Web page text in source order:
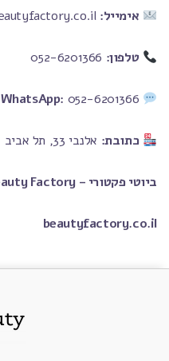
אימייל: contact@beautyfactory.co.il
טלפון:
WhatsApp: 052-6201366
כתובת: אלנבי 33, תל אביב
ביוטי פקטורי – Beauty Factory
beautyfactory.co.il